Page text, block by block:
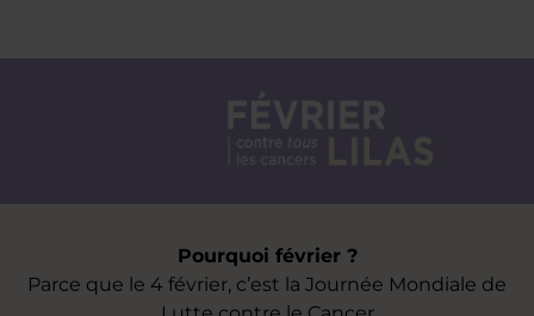
Pourquoi février ?
Parce que le 4 février, c’est la Journée Mondiale de